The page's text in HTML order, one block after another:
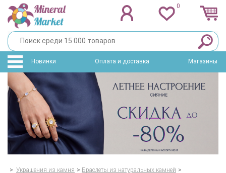
0
Новинки Оплата и доставка Магазины
> Украшения из камня > Браслеты из натуральных камней >